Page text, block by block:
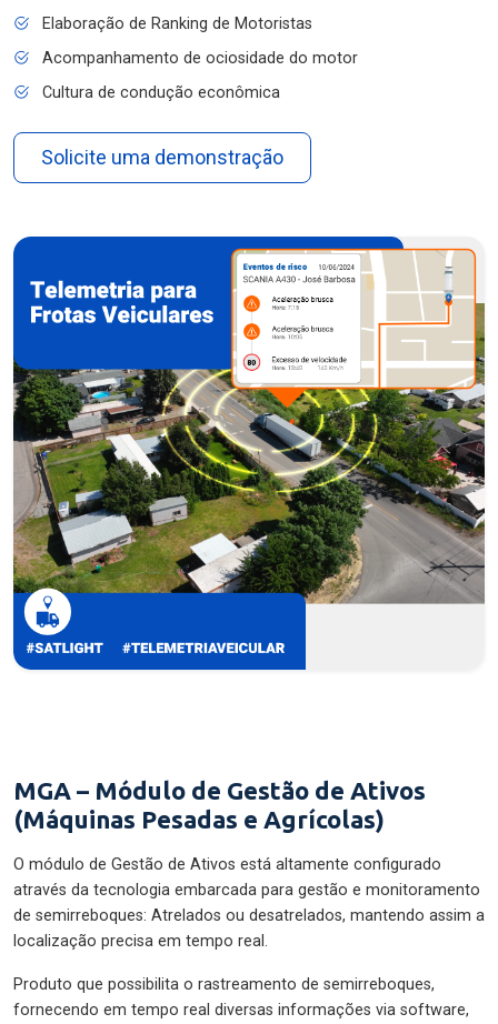
Elaboração de Ranking de Motoristas
Acompanhamento de ociosidade do motor
Cultura de condução econômica
Solicite uma demonstração
MGA – Módulo de Gestão de Ativos
(Máquinas Pesadas e Agrícolas)
O módulo de Gestão de Ativos está altamente configurado
através da tecnologia embarcada para gestão e monitoramento
de semirreboques: Atrelados ou desatrelados, mantendo assim a
localização precisa em tempo real.
Produto que possibilita o rastreamento de semirreboques,
fornecendo em tempo real diversas informações via software,